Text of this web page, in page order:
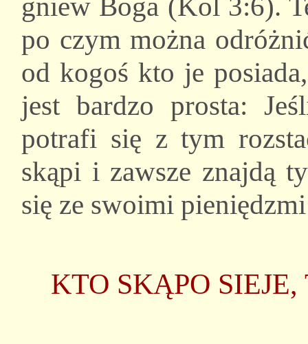
po czym można
od kogoś kto je
jest bardzo prosta:
potrafi się z tym
skąpi i zawsze znajdą
się ze swoimi
KTO SKĄPO